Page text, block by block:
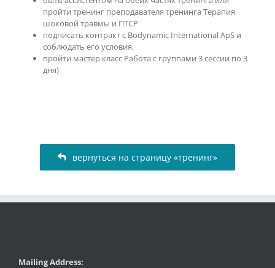
пройти тренинг преподавателя тренинга Терапия
шоковой травмы и ПТСР
подписать контракт с Bodynamic International ApS и
соблюдать его условия.
пройти мастер класс Работа с группами 3 сессии по 3
дня)
вернуться на страницу «тренинг»
Mailing Address: